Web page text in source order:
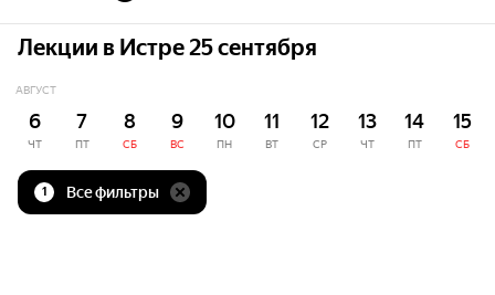
Лекции в Истре 25 сентября
АВГУСТ
6
ЧТ
7
ПТ
8
СБ
9
ВС
10
ПН
11
ВТ
12
СР
13
ЧТ
14
ПТ
15
СБ
1 Все фильтры